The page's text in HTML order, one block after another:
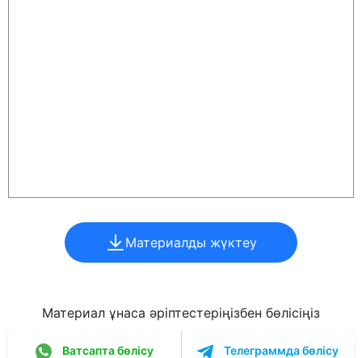
Материалды жүктеу
Материал ұнаса әріптестеріңізбен бөлісіңіз
Ватсапта бөлісу Телеграммда бөлісу